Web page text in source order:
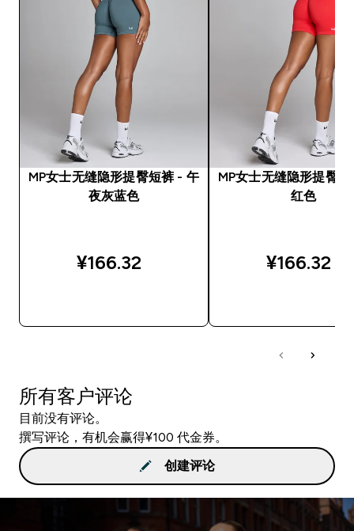
MP女士无缝隐形提臀短裤 - 午
夜灰蓝色
¥166.32‎
MP女士无缝隐形提臀
红色
¥166.32‎
所有客户评论
目前没有评论。
撰写评论，有机会赢得¥100 代金券。
创建评论